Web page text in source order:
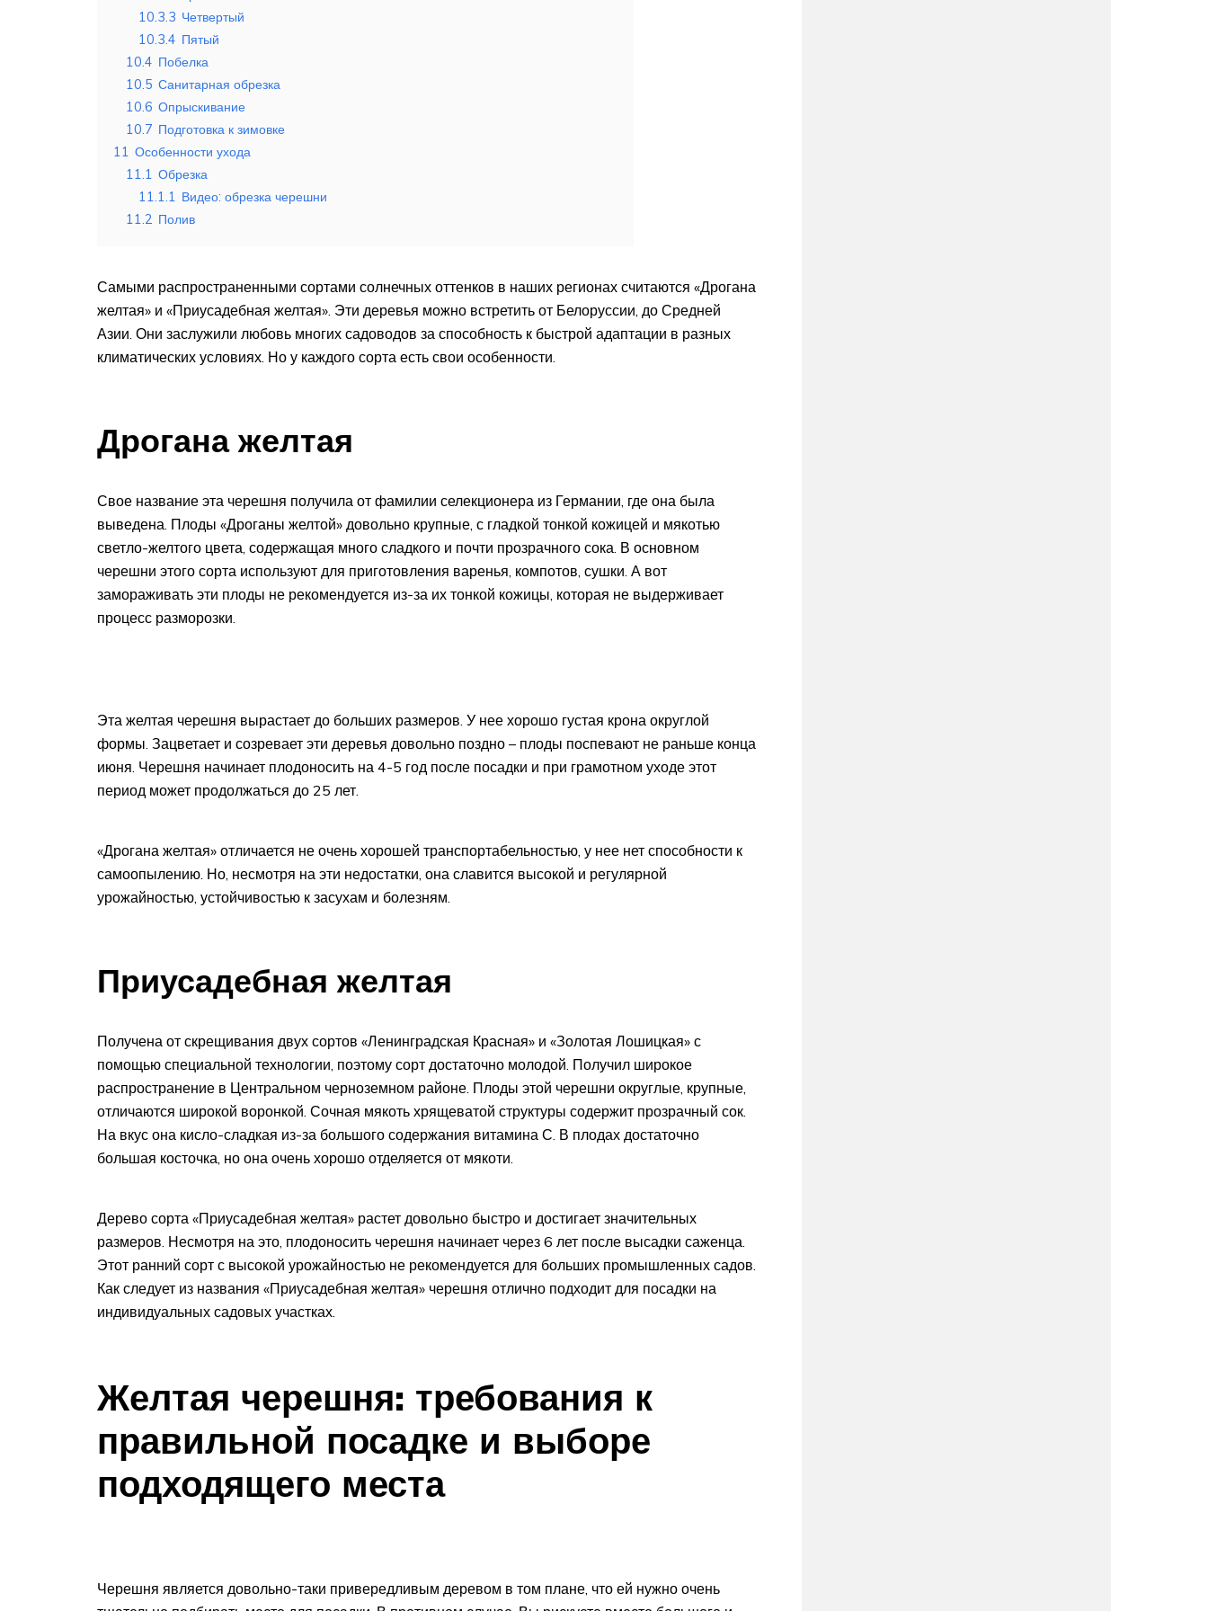
10.3.3 Четвертый
10.3.4 Пятый
10.4 Побелка
10.5 Санитарная обрезка
10.6 Опрыскивание
10.7 Подготовка к зимовке
11 Особенности ухода
11.1 Обрезка
11.1.1 Видео: обрезка черешни
11.2 Полив
Самыми распространенными сортами солнечных оттенков в наших регионах считаются «Дрогана
желтая» и «Приусадебная желтая». Эти деревья можно встретить от Белоруссии, до Средней
Азии. Они заслужили любовь многих садоводов за способность к быстрой адаптации в разных
климатических условиях. Но у каждого сорта есть свои особенности.
Дрогана желтая
Свое название эта черешня получила от фамилии селекционера из Германии, где она была
выведена. Плоды «Дроганы желтой» довольно крупные, с гладкой тонкой кожицей и мякотью
светло-желтого цвета, содержащая много сладкого и почти прозрачного сока. В основном
черешни этого сорта используют для приготовления варенья, компотов, сушки. А вот
замораживать эти плоды не рекомендуется из-за их тонкой кожицы, которая не выдерживает
процесс разморозки.
Эта желтая черешня вырастает до больших размеров. У нее хорошо густая крона округлой
формы. Зацветает и созревает эти деревья довольно поздно – плоды поспевают не раньше конца
июня. Черешня начинает плодоносить на 4-5 год после посадки и при грамотном уходе этот
период может продолжаться до 25 лет.
«Дрогана желтая» отличается не очень хорошей транспортабельностью, у нее нет способности к
самоопылению. Но, несмотря на эти недостатки, она славится высокой и регулярной
урожайностью, устойчивостью к засухам и болезням.
Приусадебная желтая
Получена от скрещивания двух сортов «Ленинградская Красная» и «Золотая Лошицкая» с
помощью специальной технологии, поэтому сорт достаточно молодой. Получил широкое
распространение в Центральном черноземном районе. Плоды этой черешни округлые, крупные,
отличаются широкой воронкой. Сочная мякоть хрящеватой структуры содержит прозрачный сок.
На вкус она кисло-сладкая из-за большого содержания витамина С. В плодах достаточно
большая косточка, но она очень хорошо отделяется от мякоти.
Дерево сорта «Приусадебная желтая» растет довольно быстро и достигает значительных
размеров. Несмотря на это, плодоносить черешня начинает через 6 лет после высадки саженца.
Этот ранний сорт с высокой урожайностью не рекомендуется для больших промышленных садов.
Как следует из названия «Приусадебная желтая» черешня отлично подходит для посадки на
индивидуальных садовых участках.
Желтая черешня: требования к
правильной посадке и выборе
подходящего места
Черешня является довольно-таки привередливым деревом в том плане, что ей нужно очень